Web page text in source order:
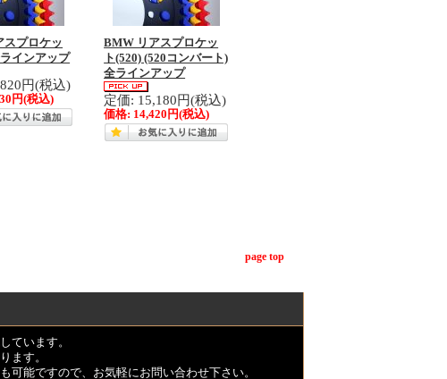
スプロケッ
ラインアップ
円(税込)
円(税込)
BMW リアスプロケッ
ト(520) (520コンバート)
全ラインアップ
定価: 15,180円(税込)
価格: 14,420円(税込)
page top
ています。
ます。
可能ですので、お気軽にお問い合わせ下さい。